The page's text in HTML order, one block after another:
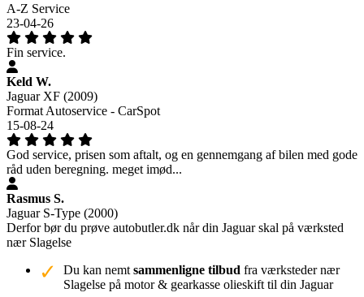
A-Z Service
23-04-26
Fin service.
Keld W.
Jaguar XF (2009)
Format Autoservice - CarSpot
15-08-24
God service, prisen som aftalt, og en gennemgang af bilen med gode
råd uden beregning. meget imød...
Rasmus S.
Jaguar S-Type (2000)
Derfor bør du prøve autobutler.dk når din Jaguar skal på værksted
nær Slagelse
Du kan nemt sammenligne tilbud fra værksteder nær
Slagelse på motor & gearkasse olieskift til din Jaguar